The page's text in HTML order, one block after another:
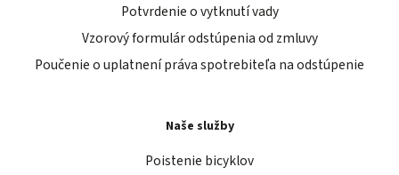
Potvrdenie o vytknutí vady
Vzorový formulár odstúpenia od zmluvy
Poučenie o uplatnení práva spotrebiteľa na odstúpenie
Naše služby
Poistenie bicyklov